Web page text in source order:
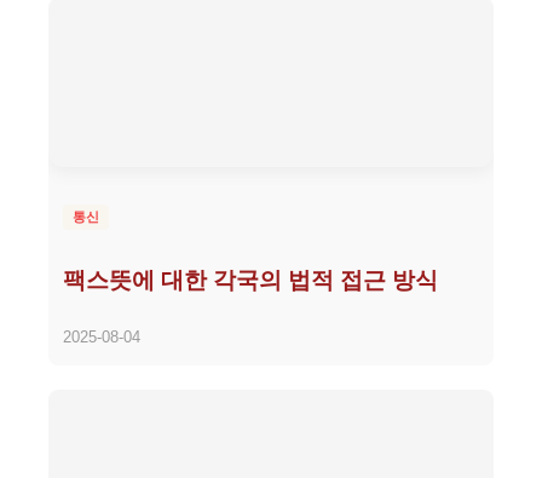
통신
팩스뜻에 대한 각국의 법적 접근 방식
2025-08-04